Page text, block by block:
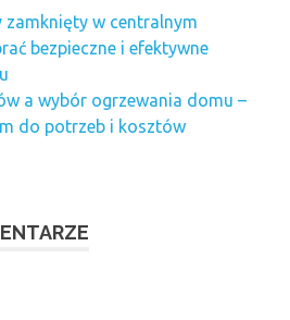
zamknięty w centralnym
bezpieczne i efektywne
a wybór ogrzewania domu –
do potrzeb i kosztów